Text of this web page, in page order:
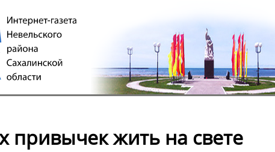
привычек жить на свете